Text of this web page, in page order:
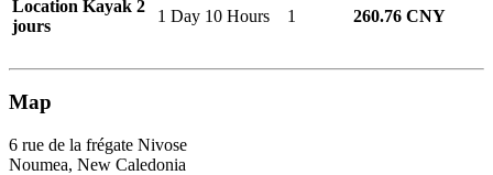
Location Kayak 2
jours
1 Day 10 Hours 1 260.76 CNY
Map
6 rue de la frégate Nivose
Noumea, New Caledonia